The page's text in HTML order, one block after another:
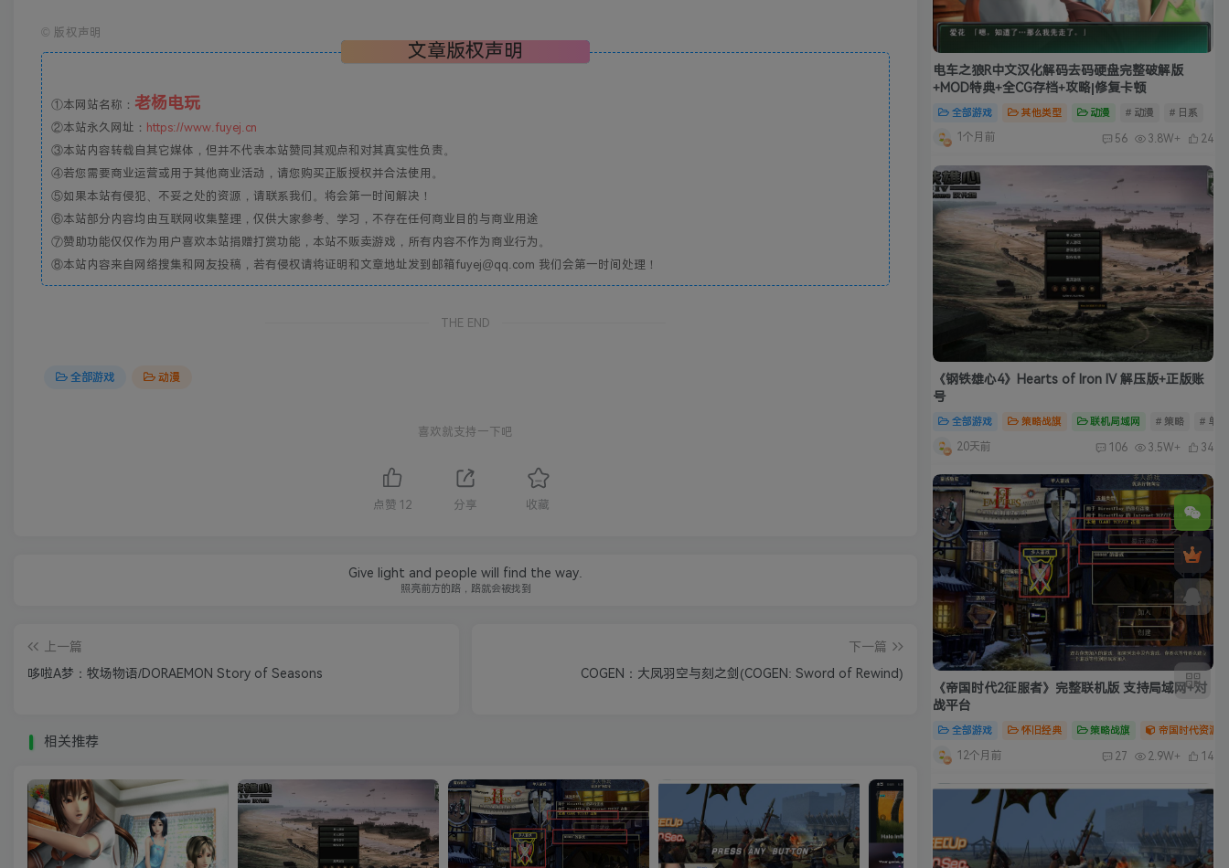
© 版权声明
文章版权声明
①本网站名称： 老杨电玩
②本站永久网址： https://www.fuyej.cn
③本站内容转载自其它媒体，但并不代表本站赞同其观点和对其真实性负责。
④若您需要商业运营或用于其他商业活动，请您购买正版授权并合法使用。
⑤如果本站有侵犯、不妥之处的资源，请联系我们。将会第一时间解决！
⑥本站部分内容均由互联网收集整理，仅供大家参考、学习，不存在任何商业目的与商业用途
⑦赞助功能仅仅作为用户喜欢本站捐赠打赏功能，本站不贩卖游戏，所有内容不作为商业行为。
⑧本站内容来自网络搜集和网友投稿，若有侵权请将证明和文章地址发到邮箱fuyej@qq.com 我们会第一时间处理！
THE END
全部游戏 动漫
喜欢就支持一下吧
点赞 12 分享 收藏
Give light and people will find the way.
照亮前方的路，路就会被找到
上一篇
哆啦A梦：牧场物语/DORAEMON Story of Seasons
下一篇
COGEN：大凤羽空与刻之剑(COGEN: Sword of Rewind)
相关推荐
电车之狼R中文汉化解码去码硬盘完整破解版
+MOD特典+全CG存档+攻略|修复卡顿
全部游戏 其他类型 动漫 # 动漫 # 日系
1个月前 56 3.8W+ 24
《钢铁雄心4》Hearts of Iron IV 解压版+正版账
号
全部游戏 策略战旗 联机局域网 # 策略 # 单
20天前 106 3.5W+ 34
《帝国时代2征服者》完整联机版 支持局域网+对
战平台
全部游戏 怀旧经典 策略战旗 帝国时代资源
12个月前 27 2.9W+ 14